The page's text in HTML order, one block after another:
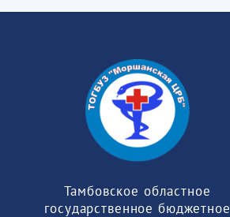
Тамбовское областное
государственное бюджетное